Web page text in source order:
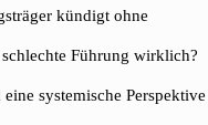
kündigt ohne
Führung wirklich?
systemische Perspektive